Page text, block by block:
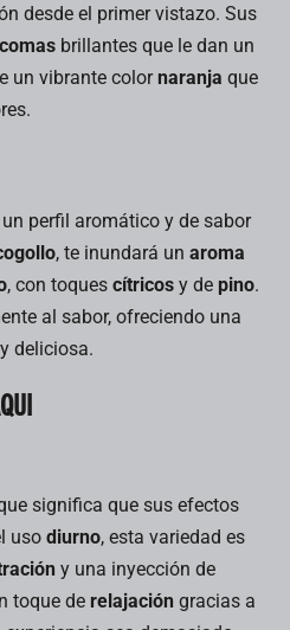
desde el primer vistazo. Sus
brillantes que le dan un
un vibrante colornaranja que
perfil aromático y de sabor
, te inundará un aroma
, con toques cítricos y de pino.
al sabor, ofreciendo una
deliciosa.
significa que sus efectos
uso diurno, esta variedad es
y una inyección de
toque de relajación gracias a
Amnesia es una
variedad que
ha capturado
la imaginación
debido a sus
características
distintivas...
Leer más